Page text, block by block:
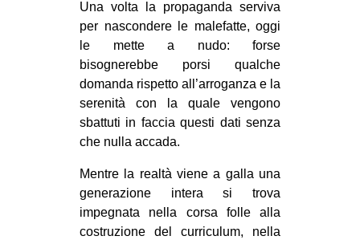
Una volta la propaganda serviva
per nascondere le malefatte, oggi
le mette a nudo: forse
bisognerebbe porsi qualche
domanda rispetto all’arroganza e la
serenità con la quale vengono
sbattuti in faccia questi dati senza
che nulla accada.
Mentre la realtà viene a galla una
generazione intera si trova
impegnata nella corsa folle alla
costruzione del curriculum, nella